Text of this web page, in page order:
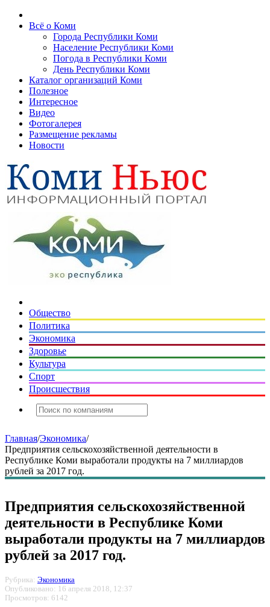
Всё о Коми
Города Республики Коми
Население Республики Коми
Погода в Республики Коми
День Республики Коми
Каталог организаций Коми
Полезное
Интересное
Видео
Фотогалерея
Размещение рекламы
Новости
Общество
Политика
Экономика
Здоровье
Культура
Спорт
Происшествия
Главная/Экономика/
Предприятия сельскохозяйственной деятельности в
Республике Коми выработали продукты на 7 миллиардов
рублей за 2017 год.
Предприятия сельскохозяйственной
деятельности в Республике Коми
выработали продукты на 7 миллиардов
рублей за 2017 год.
Рубрика: Экономика
Опубликовано: 16 апреля 2018, 12:37
Просмотров: 6142